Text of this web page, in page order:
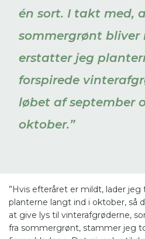
én sort. I takt med,
sommergrønt bliver
erstatter jeg
forspirede
løbet af september
oktober.”
”Hvis efteråret er mildt, lader
planterne langt ind i oktober, så
at give lys til vinterafgrøderne,
fra sommergrønt, stammer jeg